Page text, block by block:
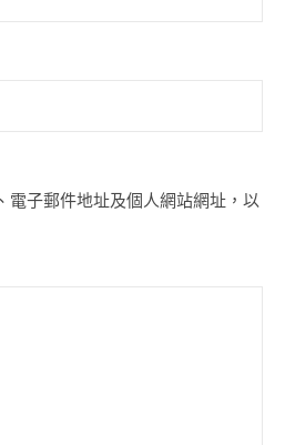
電子郵件地址及個人網站網址，以